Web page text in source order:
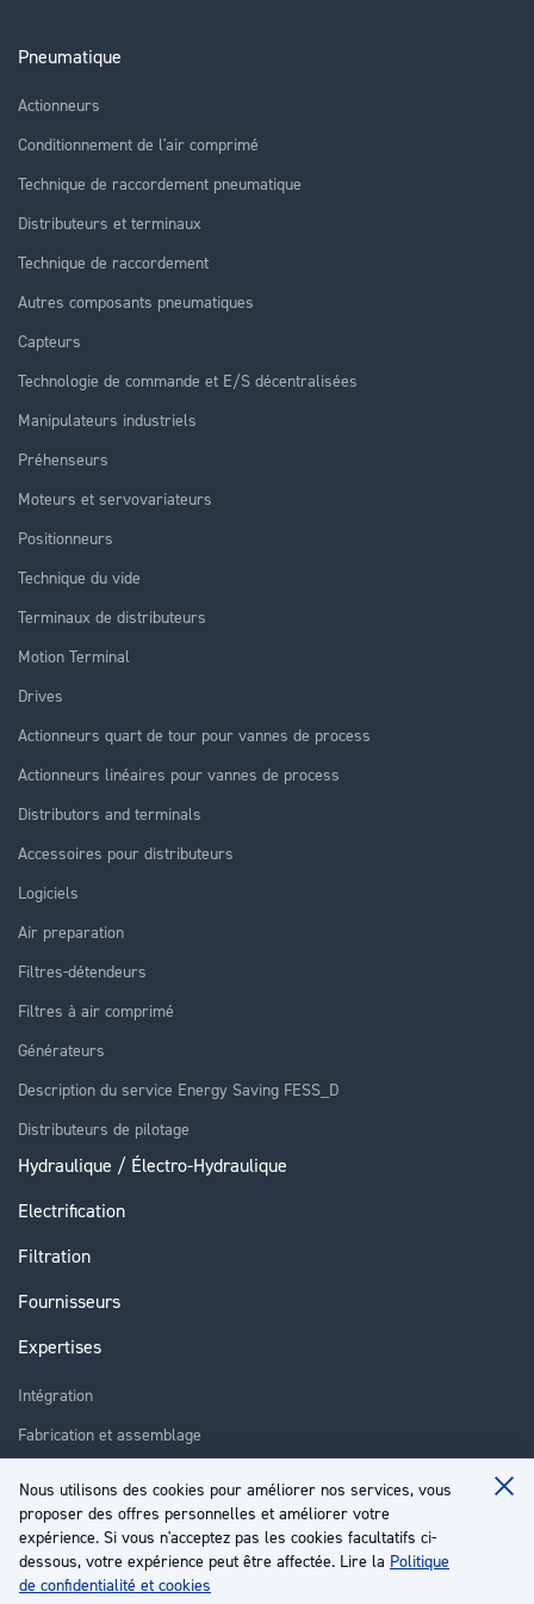
Nous utilisons des cookies pour améliorer nos services, vous
proposer des offres personnelles et améliorer votre
expérience. Si vous n'acceptez pas les cookies facultatifs ci-
dessous, votre expérience peut être affectée. Lire la Politique
de confidentialité et cookies
Pneumatique
Actionneurs
Conditionnement de l'air comprimé
Technique de raccordement pneumatique
Distributeurs et terminaux
Technique de raccordement
Autres composants pneumatiques
Capteurs
Technologie de commande et E/S décentralisées
Manipulateurs industriels
Préhenseurs
Moteurs et servovariateurs
Positionneurs
Technique du vide
Terminaux de distributeurs
Motion Terminal
Drives
Actionneurs quart de tour pour vannes de process
Actionneurs linéaires pour vannes de process
Distributors and terminals
Accessoires pour distributeurs
Logiciels
Air preparation
Filtres-détendeurs
Filtres à air comprimé
Générateurs
Description du service Energy Saving FESS_D
Distributeurs de pilotage
Hydraulique / Électro-Hydraulique
Electrification
Filtration
Fournisseurs
Expertises
Intégration
Fabrication et assemblage
Réparation
Formation
À propos